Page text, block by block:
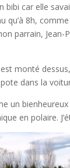
bibi car elle
8h,
parrain, Jean-
monté
dans la
un
en polaire.